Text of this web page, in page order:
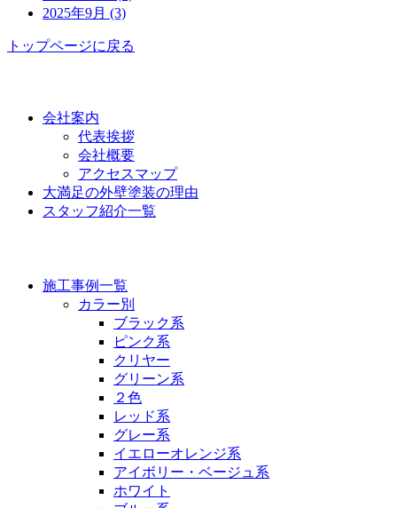
2025年9月 (3)
トップページに戻る
会社案内
代表挨拶
会社概要
アクセスマップ
大満足の外壁塗装の理由
スタッフ紹介一覧
施工事例一覧
カラー別
ブラック系
ピンク系
クリヤー
グリーン系
２色
レッド系
グレー系
イエローオレンジ系
アイボリー・ベージュ系
ホワイト